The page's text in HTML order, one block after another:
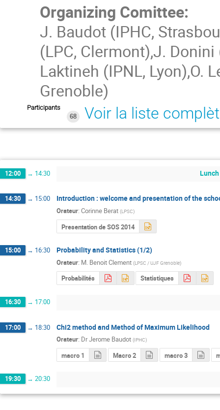
Organizing Comittee:
J. Baudot (IPHC,
(LPC, Clermont),J.
Laktineh (IPNL, Lyon),O.
Grenoble)
Participants
68
Voir la liste
12:00 → 14:30
14:30 → 15:00 Introduction : welcome and presentation of the
Orateur: Corinne Berat (LPSC)
Presentation de SOS 2014
15:00 → 16:30 Probability and Statistics (1/2)
Orateur: M. Benoit Clement (LPSC / UJF Grenoble)
Probabilités Statistiques
16:30 → 17:00
17:00 → 18:30 Chi2 method and Method of Maximum Likelihood
Orateur: DrJerome Baudot (IPHC)
macro 1 Macro 2 macro 3
19:30 → 20:30